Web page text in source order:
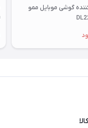
گوشی موبایل ممو